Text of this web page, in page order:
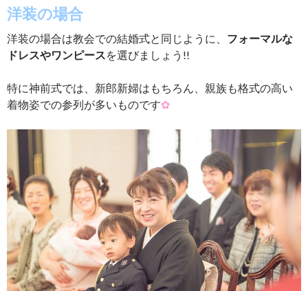
洋装の場合
洋装の場合は教会での結婚式と同じように、 フォーマルな
ドレスやワンピース を選びましょう!!
特に神前式では、新郎新婦はもちろん、親族も格式の高い
着物姿での参列が多いものです✿